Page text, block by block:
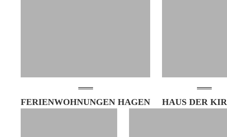
FERIENWOHNUNGEN HAGEN HAUS DER